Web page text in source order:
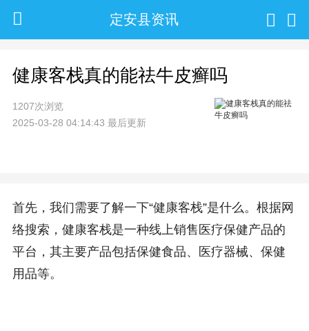
定安县资讯
健康客栈真的能祛牛皮癣吗
1207次浏览
2025-03-28 04:14:43 最后更新
首先，我们需要了解一下“健康客栈”是什么。根据网
络搜索，健康客栈是一种线上销售医疗保健产品的
平台，其主要产品包括保健食品、医疗器械、保健
用品等。